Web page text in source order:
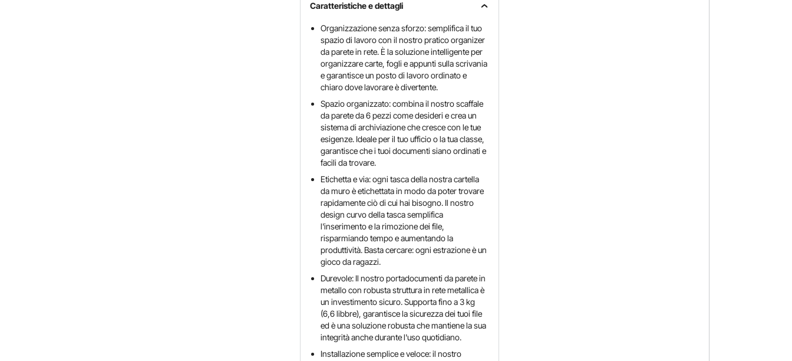
Caratteristiche e dettagli
Organizzazione senza sforzo: semplifica il tuo
spazio di lavoro con il nostro pratico organizer
da parete in rete. È la soluzione intelligente per
organizzare carte, fogli e appunti sulla scrivania
e garantisce un posto di lavoro ordinato e
chiaro dove lavorare è divertente.
Spazio organizzato: combina il nostro scaffale
da parete da 6 pezzi come desideri e crea un
sistema di archiviazione che cresce con le tue
esigenze. Ideale per il tuo ufficio o la tua classe,
garantisce che i tuoi documenti siano ordinati e
facili da trovare.
Etichetta e via: ogni tasca della nostra cartella
da muro è etichettata in modo da poter trovare
rapidamente ciò di cui hai bisogno. Il nostro
design curvo della tasca semplifica
l'inserimento e la rimozione dei file,
risparmiando tempo e aumentando la
produttività. Basta cercare: ogni estrazione è un
gioco da ragazzi.
Durevole: Il nostro portadocumenti da parete in
metallo con robusta struttura in rete metallica è
un investimento sicuro. Supporta fino a 3 kg
(6,6 libbre), garantisce la sicurezza dei tuoi file
ed è una soluzione robusta che mantiene la sua
integrità anche durante l'uso quotidiano.
Installazione semplice e veloce: il nostro